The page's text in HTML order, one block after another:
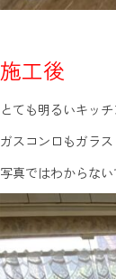
施工後
とても明るいキッチ
ガスコンロもガラ
写真ではわからな